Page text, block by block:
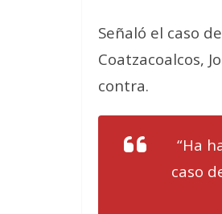
Señaló el caso
Coatzacoalcos,
contra.
“Ha
caso